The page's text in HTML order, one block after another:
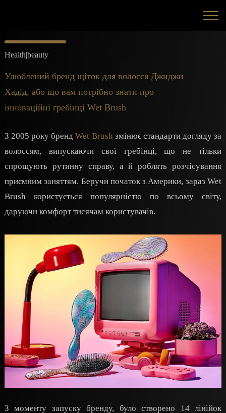
Health|beauty
Улюблений бренд щіток для волосся Джиджи
Хадід, або що вам потрібно знати про
інноваційні гребінці Wet Brush
З 2005 року бренд Wet Brush змінює стандарти догляду за
волоссям, випускаючи свої гребінці, що не тільки
спрощують рутинну справу, а й роблять розчісування
приємним заняттям. Беручи початок з Америки, зараз Wet
Brush користується популярністю по всьому світу,
даруючи комфорт тисячам користувачів.
З моменту запуску бренду, було створено 14 лінійок